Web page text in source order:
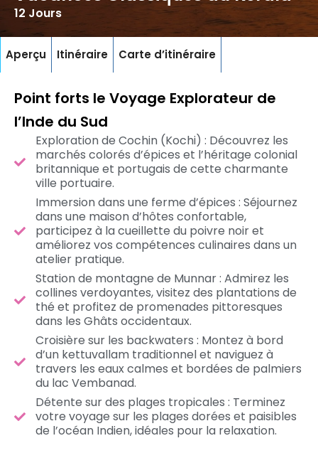
12 Jours
Aperçu Itinéraire Carte d’itinéraire
Point forts le Voyage Explorateur de
l’Inde du Sud
Exploration de Cochin (Kochi) : Découvrez les
marchés colorés d’épices et l’héritage colonial
britannique et portugais de cette charmante
ville portuaire.
Immersion dans une ferme d’épices : Séjournez
dans une maison d’hôtes confortable,
participez à la cueillette du poivre noir et
améliorez vos compétences culinaires dans un
atelier pratique.
Station de montagne de Munnar : Admirez les
collines verdoyantes, visitez des plantations de
thé et profitez de promenades pittoresques
dans les Ghâts occidentaux.
Croisière sur les backwaters : Montez à bord
d’un kettuvallam traditionnel et naviguez à
travers les eaux calmes et bordées de palmiers
du lac Vembanad.
Détente sur des plages tropicales : Terminez
votre voyage sur les plages dorées et paisibles
de l’océan Indien, idéales pour la relaxation.